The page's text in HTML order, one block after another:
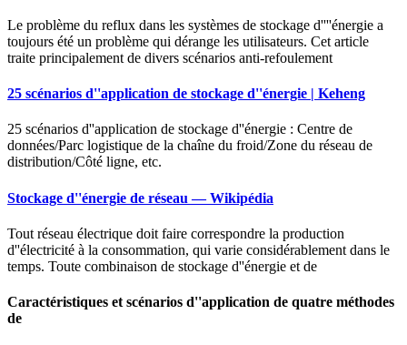
Le problème du reflux dans les systèmes de stockage d''''énergie a
toujours été un problème qui dérange les utilisateurs. Cet article
traite principalement de divers scénarios anti-refoulement
25 scénarios d''application de stockage d''énergie | Keheng
25 scénarios d''application de stockage d''énergie : Centre de
données/Parc logistique de la chaîne du froid/Zone du réseau de
distribution/Côté ligne, etc.
Stockage d''énergie de réseau — Wikipédia
Tout réseau électrique doit faire correspondre la production
d''électricité à la consommation, qui varie considérablement dans le
temps. Toute combinaison de stockage d''énergie et de
Caractéristiques et scénarios d''application de quatre méthodes
de